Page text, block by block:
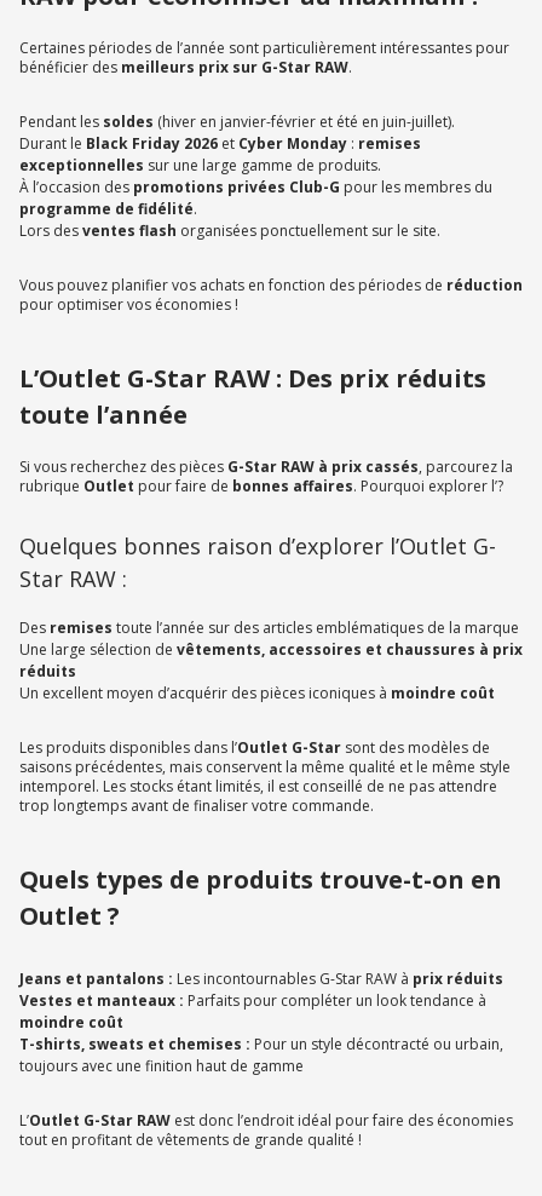
Certaines périodes de l’année sont particulièrement intéressantes pour
bénéficier des meilleurs prix sur G-Star RAW.
Pendant les soldes (hiver en janvier-février et été en juin-juillet).
Durant le Black Friday 2026 et Cyber Monday : remises
exceptionnelles sur une large gamme de produits.
À l’occasion des promotions privées Club-G pour les membres du
programme de fidélité.
Lors desventes flash organisées ponctuellement sur le site.
Vous pouvez planifier vos achats en fonction des périodes de réduction
pour optimiser vos économies !
L’Outlet G-Star RAW : Des prix réduits
toute l’année
Si vous recherchez des pièces G-Star RAW à prix cassés, parcourez la
rubrique Outlet pour faire de bonnes affaires. Pourquoi explorer l’?
Quelques bonnes raison d’explorer l’Outlet G-
Star RAW :
Des remises toute l’année sur des articles emblématiques de la marque
Une large sélection de vêtements, accessoires et chaussures à prix
réduits
Un excellent moyen d’acquérir des pièces iconiques à moindre coût
Les produits disponibles dans l’Outlet G-Star sont des modèles de
saisons précédentes, mais conservent la même qualité et le même style
intemporel. Les stocks étant limités, il est conseillé de ne pas attendre
trop longtemps avant de finaliser votre commande.
Quels types de produits trouve-t-on en
Outlet ?
Jeans et pantalons : Les incontournables G-Star RAW à prix réduits
Vestes et manteaux : Parfaits pour compléter un look tendance à
moindre coût
T-shirts, sweats et chemises : Pour un style décontracté ou urbain,
toujours avec une finition haut de gamme
L’Outlet G-Star RAW est donc l’endroit idéal pour faire des économies
tout en profitant de vêtements de grande qualité !